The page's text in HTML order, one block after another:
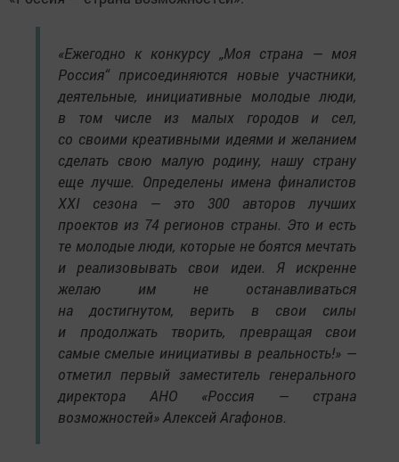
«Ежегодно к конкурсу „Моя страна — моя
Россия“ присоединяются новые участники,
деятельные, инициативные молодые люди,
в том числе из малых городов и сел,
со своими креативными идеями и желанием
сделать свою малую родину, нашу страну
еще лучше. Определены имена финалистов
XXI сезона — это 300 авторов лучших
проектов из 74 регионов страны. Это и есть
те молодые люди, которые не боятся мечтать
и реализовывать свои идеи. Я искренне
желаю им не останавливаться
на достигнутом, верить в свои силы
и продолжать творить, превращая свои
самые смелые инициативы в реальность!» —
отметил первый заместитель генерального
директора АНО «Россия — страна
возможностей» Алексей Агафонов.